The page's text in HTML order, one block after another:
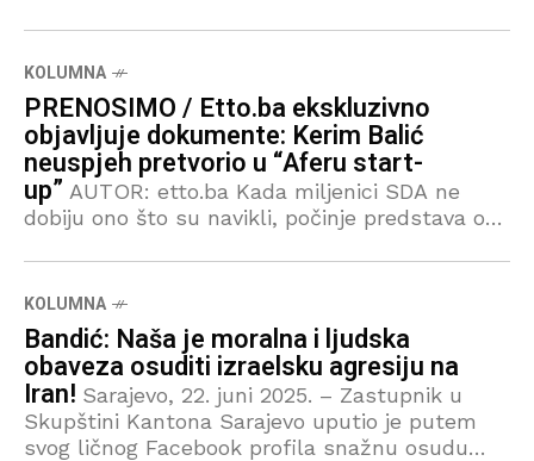
zdravlja Kantona Sarajevo.
KOLUMNA
PRENOSIMO / Etto.ba ekskluzivno
objavljuje dokumente: Kerim Balić
neuspjeh pretvorio u “Aferu start-
up” AUTOR: etto.ba Kada miljenici SDA ne
dobiju ono što su navikli, počinje predstava o
tako izgleda i slučaj Kerima Balića – političkog
proizvoda Harisa Zahiragića i “mlađeg lavljeg
kadra
KOLUMNA
Bandić: Naša je moralna i ljudska
obaveza osuditi izraelsku agresiju na
Iran! Sarajevo, 22. juni 2025. – Zastupnik u
Skupštini Kantona Sarajevo uputio je putem
svog ličnog Facebook profila snažnu osudu